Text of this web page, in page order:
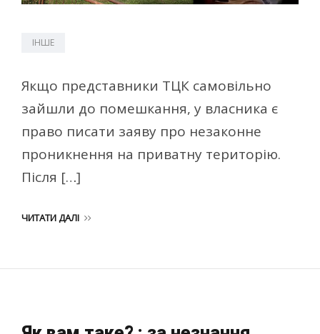
ІНШЕ
Якщо представники ТЦК самовільно
зайшли до помешкання, у власника є
право писати заяву про незаконне
проникнення на приватну територію.
Після […]
ЧИТАТИ ДАЛІ